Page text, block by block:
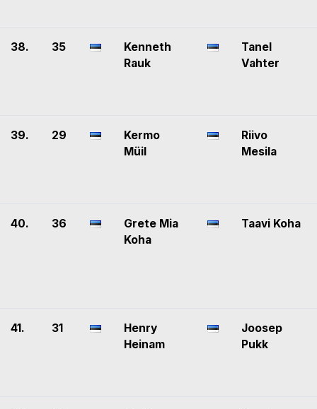
38. 35
Kenneth
Rauk
Tanel
Vahter
39. 29
Kermo
Müil
Riivo
Mesila
40. 36
Grete Mia
Koha
Taavi Koha
41. 31
Henry
Heinam
Joosep
Pukk